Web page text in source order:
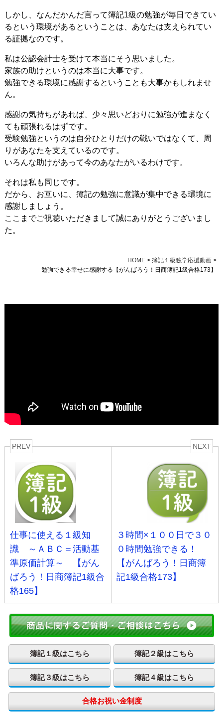
しかし、なんだかんだ言って簿記1級の勉強が毎日できてい
るという環境があるということは、あなたは支えられてい
る証拠なのです。
私は公認会計士を受けて本当にそう思いました。
家族の助けというのは本当に大事です。
勉強できる環境に感謝するということも大事かもしれませ
ん。
感謝の気持ちがあれば、少々思いどおりに勉強が進まなく
ても頑張れるはずです。
受験勉強というのは自分ひとりだけの戦いではなくて、周
りがあなたを支えているのです。
いろんな助けがあって今のあなたがいるわけです。
それは私も同じです。
だから、お互いに、簿記の勉強に意識が集中できる環境に
感謝しましょう。
ここまでご視聴いただきまして誠にありがとうございまし
た。
HOME> 簿記１級独学応援動画>
勉強できる幸せに感謝する【がんばろう！日商簿記1級合格173】
PREV
仕事に使える１級知
識 ～ＡＢＣ＝活動基
準原価計算～ 【がん
ばろう！日商簿記1級合
格165】
NEXT
３時間×１００日で３０
０時間勉強できる！
【がんばろう！日商簿
記1級合格173】
簿記１級はこちら 簿記２級はこちら
簿記３級はこちら 簿記４級はこちら
合格お祝い金制度